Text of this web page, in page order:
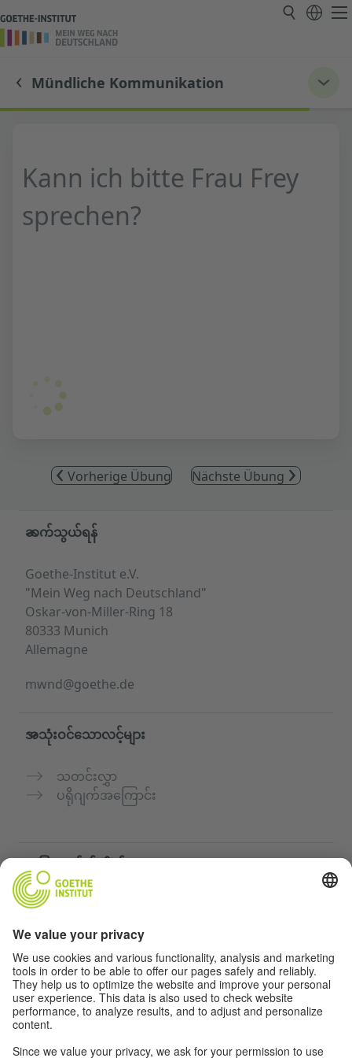
Mündliche Kommunikation
Kann ich bitte Frau Frey
sprechen?
Vorherige Übung Nächste Übung
Service- und Informationsbereich
ဆက်သွယ်ရန်
Goethe-Institut e.V.
"Mein Weg nach Deutschland"
Oskar-von-Miller-Ring 18
80333 Munich
Allemagne
mwnd@goethe.de
အသုံးဝင်သောလင့်များ
သတင်းလွှာ
ပရိုဂျက်အကြောင်း
Goethe-Institut ၏ ဂျာမန်ဘာသာသင်တန်းများ
ဆရာများအတွက်ပေါ်တယ် "Deutschstunde"
ကိုယ်ရေးအချက်အလက်နှင့် ဝင်ရောက်နိုင်မှု